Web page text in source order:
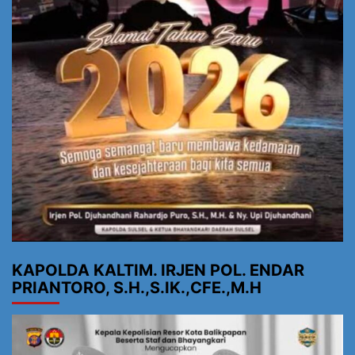
KAPOLDA KALTIM. IRJEN POL. ENDAR
PRIANTORO, S.H.,S.IK.,CFE.,M.H